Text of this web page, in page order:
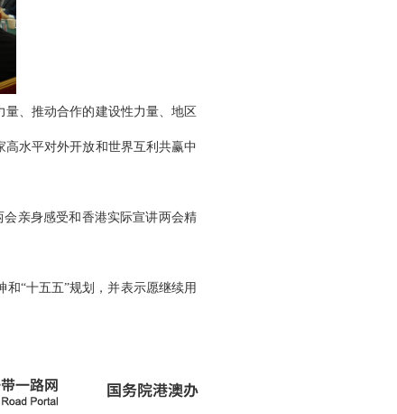
、推动合作的建设性力量、地区
水平对外开放和世界互利共赢中
亲身感受和香港实际宣讲两会精
“十五五”规划，并表示愿继续用